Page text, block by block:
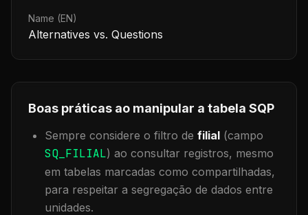
Name (EN)
Alternatives vs. Questions
Boas práticas ao manipular a tabela SQP
Sempre considere o filtro de filial (campo
SQ_FILIAL) ao consultar registros, mesmo
em tabelas marcadas como compartilhadas,
para respeitar a segregação de dados entre
unidades.